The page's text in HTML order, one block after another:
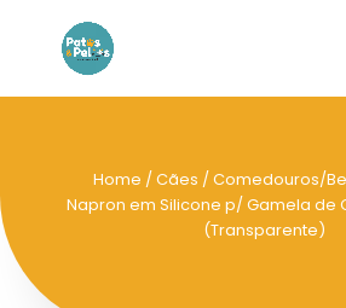
Home /Cães /Comedouros/
Napron em Silicone p/ Gamela de
(Transparente)